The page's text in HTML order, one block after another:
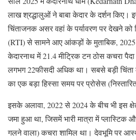
लाख श्रद्धालुओं ने बाबा केदार के दर्शन किए।
चिंताजनक असर वहां के पर्यावरण पर देखने
(RTI) से सामने आए आंकड़ों के मुताबिक, 2025
केदारनाथ में 21.4 मीट्रिक टन ठोस कचरा
लगभग 22फीसदी अधिक था। सबसे बड़ी
का एक बड़ा हिस्सा समय पर प्रोसेस
इसके अलावा, 2022 से 2024 के बीच भी इस
जमा हुआ था, जिसमें भारी मात्रा में प्लास्टिक
गलने वाला) कचरा शामिल था। देवभूमि पर